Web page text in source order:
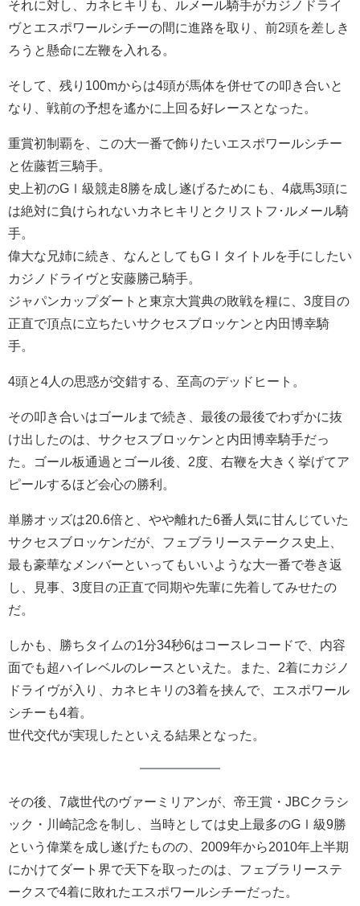
それに対し、カネヒキリも、ルメール騎手がカジノドライ
ヴとエスポワールシチーの間に進路を取り、前2頭を差しき
ろうと懸命に左鞭を入れる。
そして、残り100mからは4頭が馬体を併せての叩き合いと
なり、戦前の予想を遙かに上回る好レースとなった。
重賞初制覇を、この大一番で飾りたいエスポワールシチー
と佐藤哲三騎手。
史上初のGⅠ級競走8勝を成し遂げるためにも、4歳馬3頭に
は絶対に負けられないカネヒキリとクリストフ･ルメール騎
手。
偉大な兄姉に続き、なんとしてもGⅠタイトルを手にしたい
カジノドライヴと安藤勝己騎手。
ジャパンカップダートと東京大賞典の敗戦を糧に、3度目の
正直で頂点に立ちたいサクセスブロッケンと内田博幸騎
手。
4頭と4人の思惑が交錯する、至高のデッドヒート。
その叩き合いはゴールまで続き、最後の最後でわずかに抜
け出したのは、サクセスブロッケンと内田博幸騎手だっ
た。ゴール板通過とゴール後、2度、右鞭を大きく挙げてア
ピールするほど会心の勝利。
単勝オッズは20.6倍と、やや離れた6番人気に甘んじていた
サクセスブロッケンだが、フェブラリーステークス史上、
最も豪華なメンバーといってもいいような大一番で巻き返
し、見事、3度目の正直で同期や先輩に先着してみせたの
だ。
しかも、勝ちタイムの1分34秒6はコースレコードで、内容
面でも超ハイレベルのレースといえた。また、2着にカジノ
ドライヴが入り、カネヒキリの3着を挟んで、エスポワール
シチーも4着。
世代交代が実現したといえる結果となった。
その後、7歳世代のヴァーミリアンが、帝王賞・JBCクラシ
ック・川崎記念を制し、当時としては史上最多のGⅠ級9勝
という偉業を成し遂げたものの、2009年から2010年上半期
にかけてダート界で天下を取ったのは、フェブラリーステ
ークスで4着に敗れたエスポワールシチーだった。